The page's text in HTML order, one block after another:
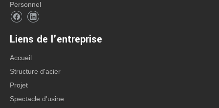
Personnel
Liens de l'entreprise
Accueil
Structure d'acier
Projet
Spectacle d'usine